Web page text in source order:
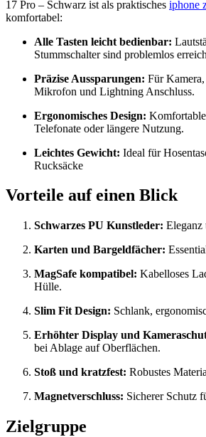
17 Pro – Schwarz ist als praktisches iphone
komfortabel:
Alle Tasten leicht bedienbar:
Stummschalter sind problemlos
Präzise Aussparungen: Für
Mikrofon und Lightning Anschluss.
Ergonomisches Design:
Telefonate oder längere Nutzung.
Leichtes Gewicht: Ideal für
Rucksäcke
Vorteile auf einen Blick
Schwarzes PU Kunstleder: Eleganz
Karten und Bargeldfächer:
MagSafe kompatibel: Kabelloses
Hülle.
Slim Fit Design: Schlank,
Erhöhter Display und
bei Ablage auf Oberflächen.
Stoß und kratzfest: Robustes
Magnetverschluss: Sicherer Schutz
Zielgruppe